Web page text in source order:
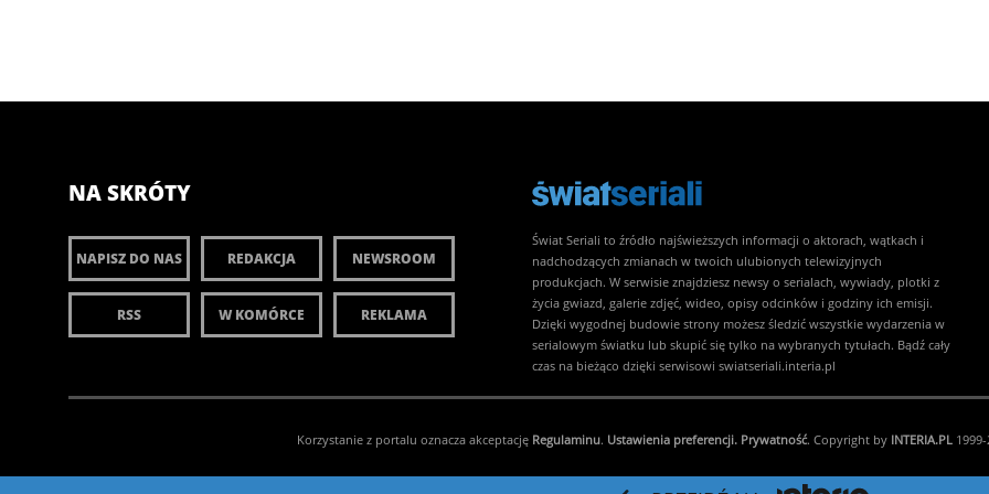
NA SKRÓTY
NAPISZ DO NAS REDAKCJA NEWSROOM
RSS W KOMÓRCE REKLAMA
Świat Seriali to źródło najświeższych informacji o aktorach, wątkach i
nadchodzących zmianach w twoich ulubionych telewizyjnych
produkcjach. W serwisie znajdziesz newsy o serialach, wywiady, plotki z
życia gwiazd, galerie zdjęć, wideo, opisy odcinków i godziny ich emisji.
Dzięki wygodnej budowie strony możesz śledzić wszystkie wydarzenia w
serialowym światku lub skupić się tylko na wybranych tytułach. Bądź cały
czas na bieżąco dzięki serwisowi swiatseriali.interia.pl
Korzystanie z portalu oznacza akceptację Regulaminu. Ustawienia preferencji. Prywatność. Copyright by INTERIA.PL